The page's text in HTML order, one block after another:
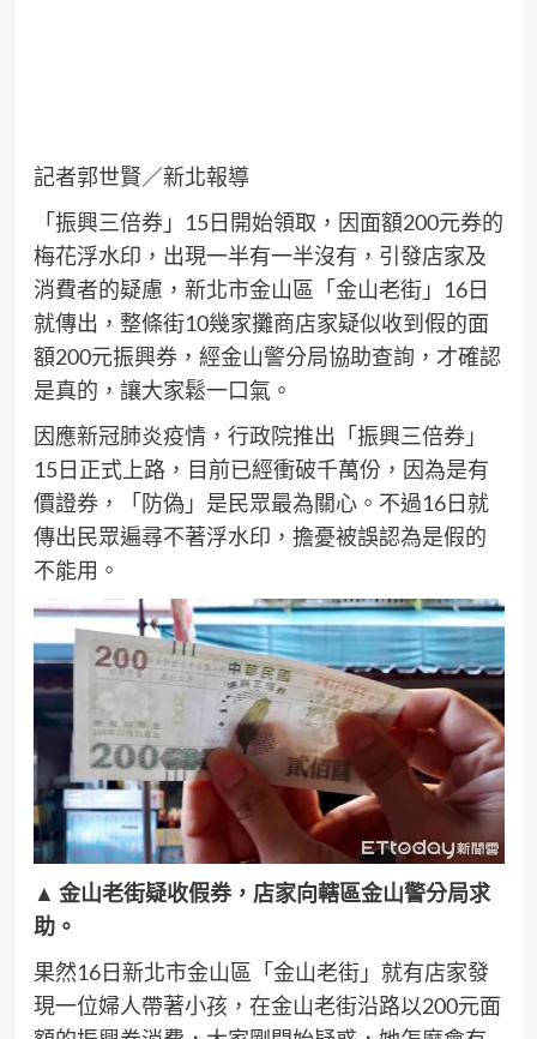
記者郭世賢／新北報導
「振興三倍券」15日開始領取，因面額200元券的
梅花浮水印，出現一半有一半沒有，引發店家及
消費者的疑慮，新北市金山區「金山老街」16日
就傳出，整條街10幾家攤商店家疑似收到假的面
額200元振興券，經金山警分局協助查詢，才確認
是真的，讓大家鬆一口氣。
因應新冠肺炎疫情，行政院推出「振興三倍券」
15日正式上路，目前已經衝破千萬份，因為是有
價證券，「防偽」是民眾最為關心。不過16日就
傳出民眾遍尋不著浮水印，擔憂被誤認為是假的
不能用。
▲ 金山老街疑收假券，店家向轄區金山警分局求
助。
果然16日新北市金山區「金山老街」就有店家發
現一位婦人帶著小孩，在金山老街沿路以200元面